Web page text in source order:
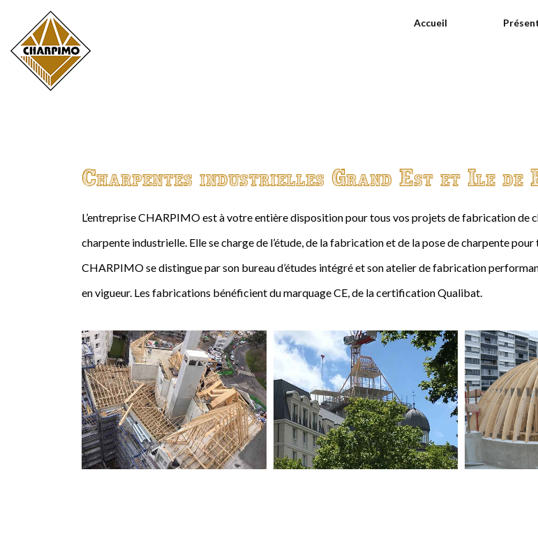
Accueil
Charpentes industrielles Grand Est et Ile de
L’entreprise CHARPIMO est à votre entière disposition pour tous vos projets de fabrication
charpente industrielle. Elle se charge de l’étude, de la fabrication et de la pose de charpente
CHARPIMO se distingue par son bureau d’études intégré et son atelier de fabrication
en vigueur. Les fabrications bénéficient du marquage CE, de la certification Qualibat.